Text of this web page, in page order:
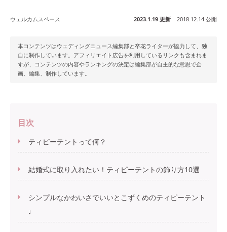
ウェルカムスペース 2023.1.19 更新 2018.12.14 公開
本コンテンツはウェディングニュース編集部と卒花ライターが協力して、独
自に制作しています。アフィリエイト広告を利用しているリンクも含まれま
すが、コンテンツの内容やランキングの決定は編集部が自主的な意思で企
画、編集、制作しています。
目次
ティピーテントって何？
結婚式に取り入れたい！ティピーテントの飾り方10選
シンプルなかわいさでいいとこずくめのティピーテント
♩